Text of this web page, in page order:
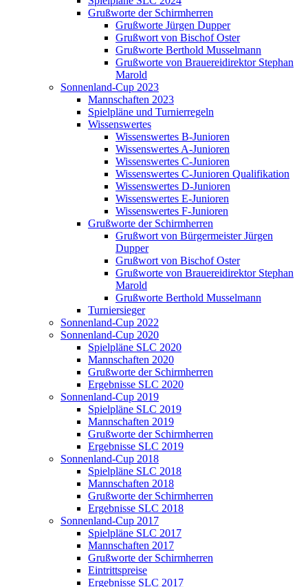
Grußworte der Schirmherren
Grußworte Jürgen Dupper
Grußwort von Bischof Oster
Grußworte Berthold Musselmann
Grußworte von Brauereidirektor Stephan
Marold
Sonnenland-Cup 2023
Mannschaften 2023
Spielpläne und Turnierregeln
Wissenswertes
Wissenswertes B-Junioren
Wissenswertes A-Junioren
Wissenswertes C-Junioren
Wissenswertes C-Junioren Qualifikation
Wissenswertes D-Junioren
Wissenswertes E-Junioren
Wissenswertes F-Junioren
Grußworte der Schirmherren
Grußwort von Bürgermeister Jürgen
Dupper
Grußwort von Bischof Oster
Grußworte von Brauereidirektor Stephan
Marold
Grußworte Berthold Musselmann
Turniersieger
Sonnenland-Cup 2022
Sonnenland-Cup 2020
Spielpläne SLC 2020
Mannschaften 2020
Grußworte der Schirmherren
Ergebnisse SLC 2020
Sonnenland-Cup 2019
Spielpläne SLC 2019
Mannschaften 2019
Grußworte der Schirmherren
Ergebnisse SLC 2019
Sonnenland-Cup 2018
Spielpläne SLC 2018
Mannschaften 2018
Grußworte der Schirmherren
Ergebnisse SLC 2018
Sonnenland-Cup 2017
Spielpläne SLC 2017
Mannschaften 2017
Grußworte der Schirmherren
Eintrittspreise
Ergebnisse SLC 2017